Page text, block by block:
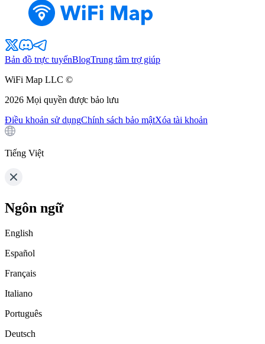
Bản đồ trực tuyếnBlogTrung tâm trợ giúp
WiFi Map LLC ©
2026 Mọi quyền được bảo lưu
Điều khoản sử dụngChính sách bảo mậtXóa tài khoản
Tiếng Việt
Ngôn ngữ
English
Español
Français
Italiano
Português
Deutsch